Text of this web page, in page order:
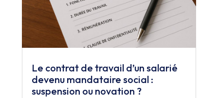
Le contrat de travail d’un salarié
devenu mandataire social :
suspension ou novation ?